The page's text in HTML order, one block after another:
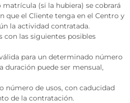
(si la hubiera) se cobrará
que el Cliente tenga en el Centro y
la actividad contratada.
con las siguientes posibles
para un determinado número
duración puede ser mensual,
número de usos, con caducidad
de la contratación.